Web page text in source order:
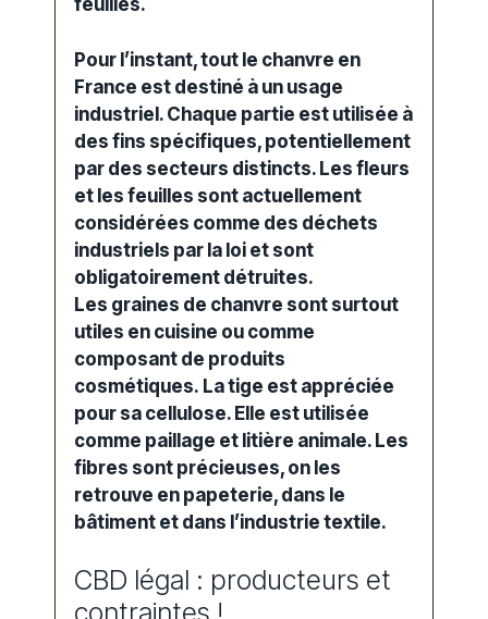
feuilles.
Pour l’instant, tout le chanvre en
France est destiné à un usage
industriel. Chaque partie est utilisée à
des fins spécifiques, potentiellement
par des secteurs distincts. Les fleurs
et les feuilles sont actuellement
considérées comme des déchets
industriels par la loi et sont
obligatoirement détruites.
Les graines de chanvre sont surtout
utiles en cuisine ou comme
composant de produits
cosmétiques. La tige est appréciée
pour sa cellulose. Elle est utilisée
comme paillage et litière animale. Les
fibres sont précieuses, on les
retrouve en papeterie, dans le
bâtiment et dans l’industrie textile.
CBD légal : producteurs et